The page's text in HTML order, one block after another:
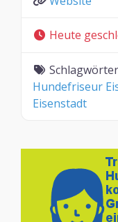
Heute
Hundefriseur
Eisenstadt